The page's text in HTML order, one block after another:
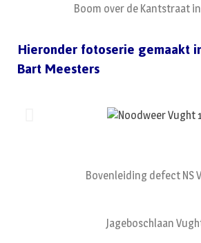
Boom over de Kantstraat
Hieronder fotoserie gemaakt
Bart Meesters
Bovenleiding defect NS
Jageboschlaan